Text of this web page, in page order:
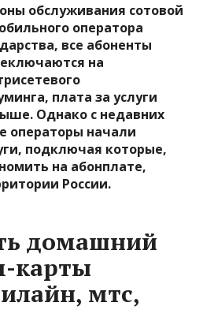
обслуживания сотовой
оператора
все абоненты
на
плата за услуги
Однако с недавних
операторы начали
подключая которые,
на абонплате,
России.
домашний
карты
мтс,